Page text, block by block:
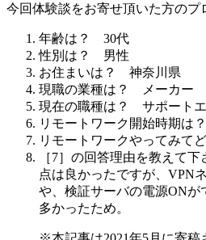
今回体験談をお寄せ頂いた方のプ
年齢は？ 30代
性別は？ 男性
お住まいは？ 神奈川県
現職の業種は？
メーカー
現在の職種は？ サポート
リモートワーク開始時期は
リモートワークやってみて
［7］の回答理由を教えて
点は良かったですが、VPN
や、検証サーバの電源ON
多かったため。